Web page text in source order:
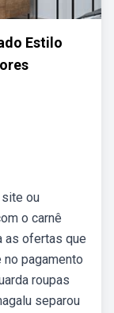
Estilo
ou
o carnê
as ofertas que
no pagamento
roupas
separou